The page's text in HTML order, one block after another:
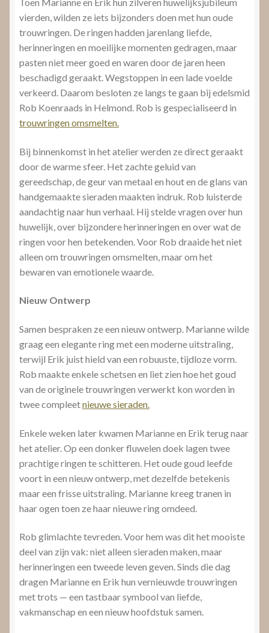
vierden, wilden ze iets bijzonders doen met hun oude
trouwringen. De ringen hadden jarenlang liefde,
herinneringen en moeilijke momenten gedragen, maar
pasten niet meer goed en waren door de jaren heen
beschadigd geraakt. Wegstoppen in een lade voelde
verkeerd. Daarom besloten ze langs te gaan bij edelsmid
Rob Koenraads in Helmond. Rob is gespecialiseerd in
trouwringen omsmelten.
Bij binnenkomst in het atelier werden ze direct geraakt
door de warme sfeer. Het zachte geluid van
gereedschap, de geur van metaal en hout en de glans van
handgemaakte sieraden maakten indruk. Rob luisterde
aandachtig naar hun verhaal. Hij stelde vragen over hun
huwelijk, over bijzondere herinneringen en over wat de
ringen voor hen betekenden. Voor Rob draaide het niet
alleen om trouwringen omsmelten, maar om het
bewaren van emotionele waarde.
Nieuw Ontwerp
Samen bespraken ze een nieuw ontwerp. Marianne wilde
graag een elegante ring met een moderne uitstraling,
terwijl Erik juist hield van een robuuste, tijdloze vorm.
Rob maakte enkele schetsen en liet zien hoe het goud
van de originele trouwringen verwerkt kon worden in
twee compleetnieuwe sieraden.
Enkele weken later kwamen Marianne en Erik terug naar
het atelier. Op een donker fluwelen doek lagen twee
prachtige ringen te schitteren. Het oude goud leefde
voort in een nieuw ontwerp, met dezelfde betekenis
maar een frisse uitstraling. Marianne kreeg tranen in
haar ogen toen ze haar nieuwe ring omdeed.
Rob glimlachte tevreden. Voor hem was dit het mooiste
deel van zijn vak: niet alleen sieraden maken, maar
herinneringen een tweede leven geven. Sinds die dag
dragen Marianne en Erik hun vernieuwde trouwringen
met trots — een tastbaar symbool van liefde,
vakmanschap en een nieuw hoofdstuk samen.